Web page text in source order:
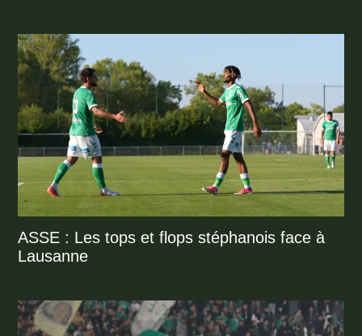
ASSE : Les tops et flops stéphanois face à
Lausanne